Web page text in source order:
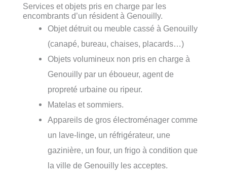
Services et objets pris en charge par les
encombrants d’un résident à Genouilly.
Objet détruit ou meuble cassé à Genouilly
(canapé, bureau, chaises, placards…)
Objets volumineux non pris en charge à
Genouilly par un éboueur, agent de
propreté urbaine ou ripeur.
Matelas et sommiers.
Appareils de gros électroménager comme
un lave-linge, un réfrigérateur, une
gazinière, un four, un frigo à condition que
la ville de Genouilly les acceptes.